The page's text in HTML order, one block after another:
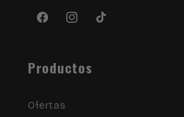
FacebookInstagram
TikTok
Productos
Ofertas